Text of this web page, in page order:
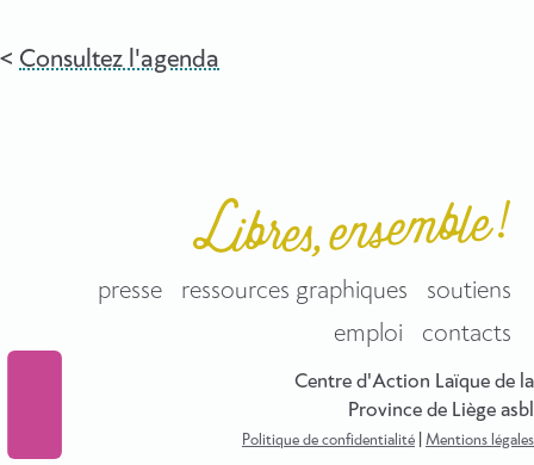
Consultez l'agenda
presse ressources graphiques
soutiens
emploi
contacts
Centre d'Action Laïque de la
Province de Liège asbl
Politique de confidentialité Mentions légales